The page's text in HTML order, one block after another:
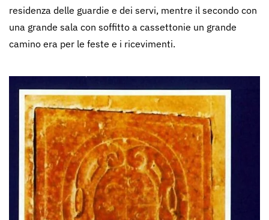
residenza delle guardie e dei servi, mentre il secondo con
una grande sala con soffitto a cassettonie un grande
camino era per le feste e i ricevimenti.